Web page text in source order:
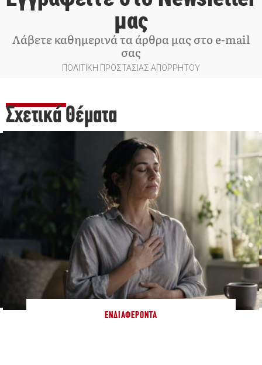
μας
Λάβετε καθημερινά τα άρθρα μας στο e-mail
σας
ΠΟΛΙΤΙΚΗ ΠΡΟΣΤΑΣΙΑΣ ΑΠΟΡΡΗΤΟΥ
Σχετικά Θέματα
ΕΝΔΙΑΦΈΡΟΝΤΑ